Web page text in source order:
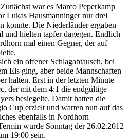
war es Marco Peperkamp
Lukas Hausmanninger nur drei
konnte. Die Niederländer ergaben
und hielten tapfer dagegen. Endlich
mal einen Gegner, der auf
ein offener Schlagabtausch, bei
Eis ging, aber beide Mannschaften
halten. Erst in der letzten Minute
der mit dem 4:1 die endgültige
besiegelte. Damit hatten die
Cup erzielt und warten nun auf das
ebenfalls in Nordhorn
wurde Sonntag der 26.02.2012
19:00 sein.